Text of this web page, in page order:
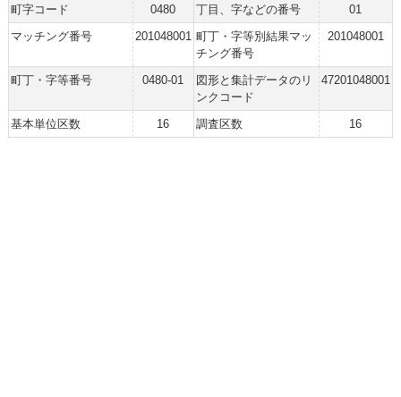
町字コード 0480 丁目、字などの番号
01
マッチング番号
201048001 町丁・字等別結果マッ
チング番号
201048001
町丁・字等番号 0480-01
図形と集計データのリ
ンクコード
47201048001
基本単位区数 16 調査区数 16